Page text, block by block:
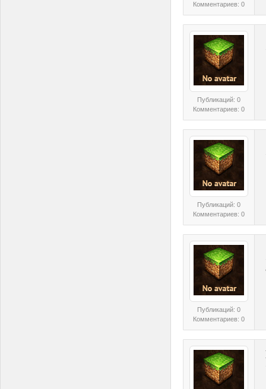
Комментариев: 0
Публикаций: 0
Комментариев: 0
Публикаций: 0
Комментариев: 0
Публикаций: 0
Комментариев: 0